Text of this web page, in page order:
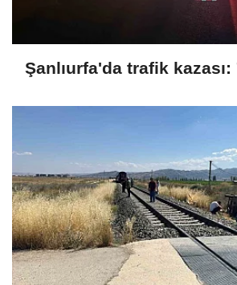
Şanlıurfa'da trafik kazası: